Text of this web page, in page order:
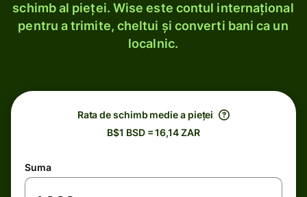
schimb al pieței. Wise este contul internațional
pentru a trimite, cheltui și converti bani ca un
localnic.
Rata de schimb medie a pieței
B$1 BSD = 16,14 ZAR
Suma